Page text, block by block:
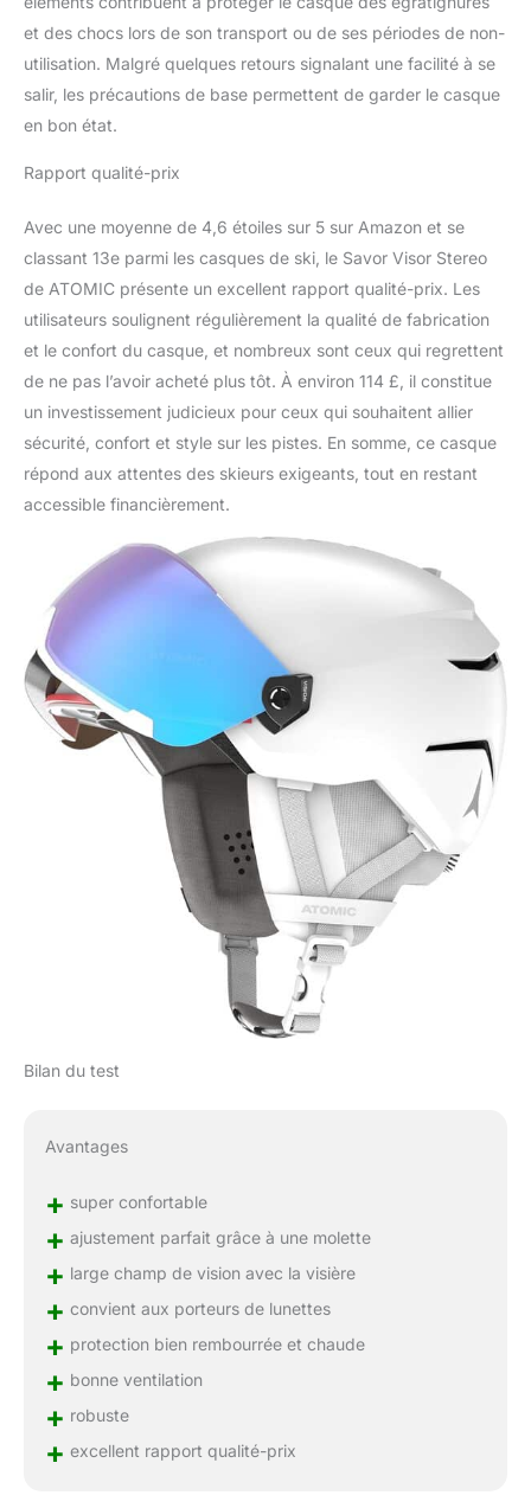
et des chocs lors de son transport ou de ses périodes de non-
utilisation. Malgré quelques retours signalant une facilité à se
salir, les précautions de base permettent de garder le casque
en bon état.
Rapport qualité-prix
Avec une moyenne de 4,6 étoiles sur 5 sur Amazon et se
classant 13e parmi les casques de ski, le Savor Visor Stereo
de ATOMIC présente un excellent rapport qualité-prix. Les
utilisateurs soulignent régulièrement la qualité de fabrication
et le confort du casque, et nombreux sont ceux qui regrettent
de ne pas l’avoir acheté plus tôt. À environ 114 £, il constitue
un investissement judicieux pour ceux qui souhaitent allier
sécurité, confort et style sur les pistes. En somme, ce casque
répond aux attentes des skieurs exigeants, tout en restant
accessible financièrement.
Bilan du test
Avantages
+ super confortable
+ ajustement parfait grâce à une molette
+ large champ de vision avec la visière
+ convient aux porteurs de lunettes
+ protection bien rembourrée et chaude
+ bonne ventilation
+ robuste
+ excellent rapport qualité-prix